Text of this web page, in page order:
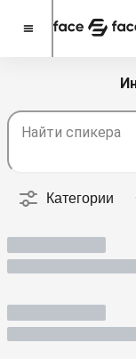
Найти спикера
Категории